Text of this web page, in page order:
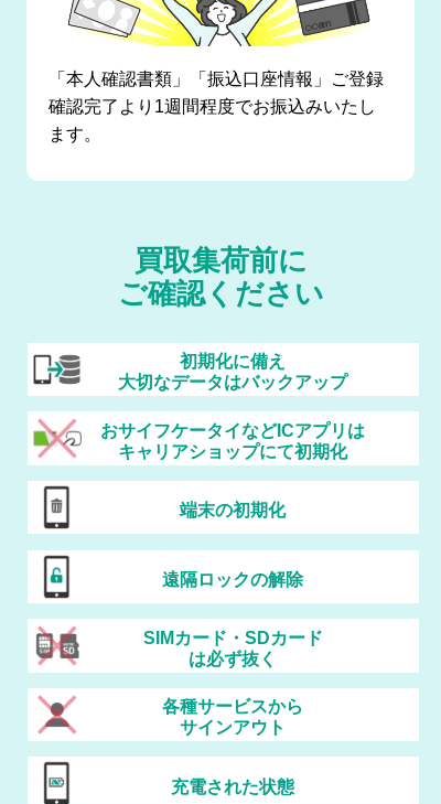
「本人確認書類」「振込口座情報」ご登録
確認完了より1週間程度でお振込みいたし
ます。
買取集荷前に
ご確認ください
初期化に備え
大切なデータはバックアップ
おサイフケータイなどICアプリは
キャリアショップにて初期化
端末の初期化
遠隔ロックの解除
SIMカード・SDカード
は必ず抜く
各種サービスから
サインアウト
充電された状態